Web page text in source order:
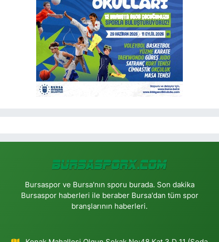
Bursaspor ve Bursa'nın sporu burada. Son dakika
Bursaspor haberleri ile beraber Bursa'dan tüm spor
branşlarının haberleri.